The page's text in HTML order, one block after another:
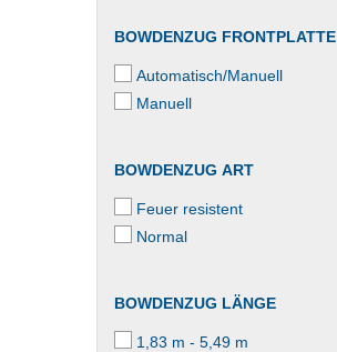
BOWDENZUG FRONTPLATTE
Automatisch/Manuell
Manuell
BOWDENZUG ART
Feuer resistent
Normal
BOWDENZUG LÄNGE
1,83 m - 5,49 m